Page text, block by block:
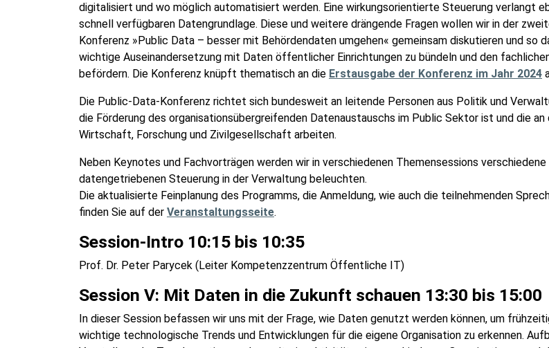
digitalisiert und wo möglich automatisiert werden. Eine wirkungsorientierte Steuerung verlangt
schnell verfügbaren Datengrundlage. Diese und weitere drängende Fragen wollen wir in der
Konferenz »Public Data – besser mit Behördendaten umgehen« gemeinsam diskutieren und so
wichtige Auseinandersetzung mit Daten öffentlicher Einrichtungen zu bündeln und den
befördern. Die Konferenz knüpft thematisch an die Erstausgabe der Konferenz im Jahr 2024
Die Public-Data-Konferenz richtet sich bundesweit an leitende Personen aus Politik und
die Förderung des organisationsübergreifenden Datenaustauschs im Public Sektor ist und die
Wirtschaft, Forschung und Zivilgesellschaft arbeiten.
Neben Keynotes und Fachvorträgen werden wir in verschiedenen Themensessions
datengetriebenen Steuerung in der Verwaltung beleuchten.
Die aktualisierte Feinplanung des Programms, die Anmeldung, wie auch die teilnehmenden
finden Sie auf der Veranstaltungsseite.
Session-Intro 10:15 bis 10:35
Prof. Dr. Peter Parycek (Leiter Kompetenzzentrum Öffentliche IT)
Session V: Mit Daten in die Zukunft schauen 13:30 bis 15:00
In dieser Session befassen wir uns mit der Frage, wie Daten genutzt werden können, um
wichtige technologische Trends und Entwicklungen für die eigene Organisation zu erkennen.